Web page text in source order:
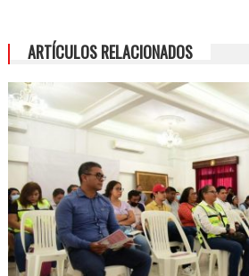
ARTÍCULOS RELACIONADOS